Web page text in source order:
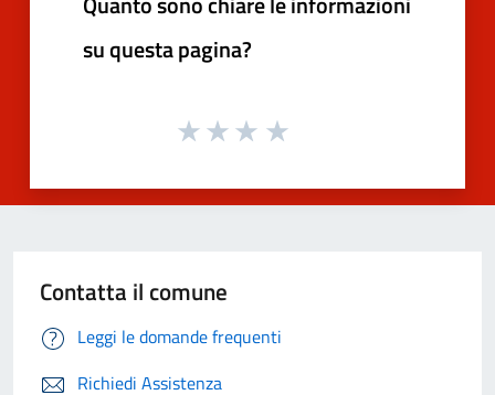
su questa pagina?
Contatta il comune
Leggi le domande frequenti
Richiedi Assistenza